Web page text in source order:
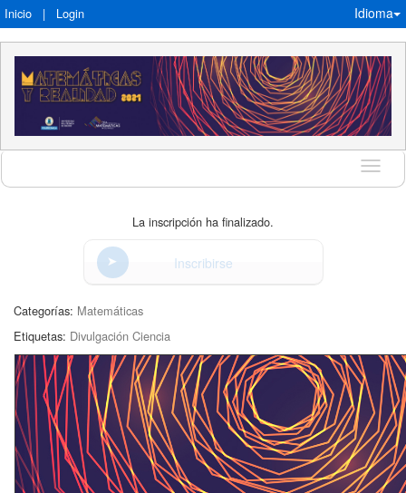
Inicio | Login Idioma
Idioma
La inscripción ha finalizado.
Inscribirse
Categorías: Matemáticas
Etiquetas: Divulgación Ciencia